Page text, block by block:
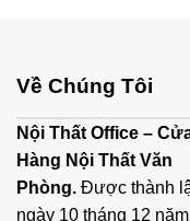
Về Chúng Tôi
Nội Thất Office –
Hàng Nội Thất Văn
Phòng. Được thành
ngày 10 tháng 12 năm